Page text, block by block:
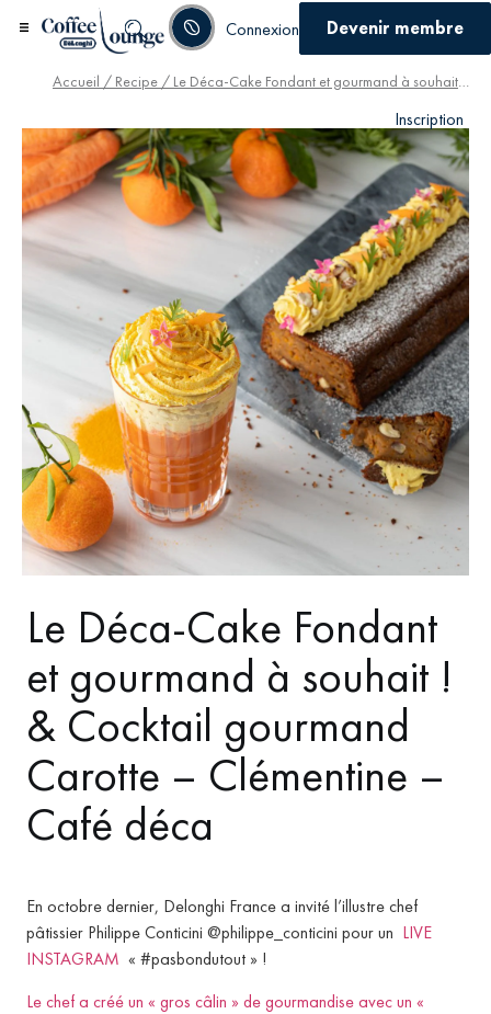
Connexion Devenir membre
Inscription
Accueil / Recipe / Le Déca-Cake Fondant et gourmand à souhait ! & Cocktail gourmand Carotte – Clémentine – Café déca
Le Déca-Cake Fondant
et gourmand à souhait !
& Cocktail gourmand
Carotte – Clémentine –
Café déca
En octobre dernier, Delonghi France a invité l’illustre chef
pâtissier Philippe Conticini @philippe_conticini pour un LIVE
INSTAGRAM « #pasbondutout » !
Le chef a créé un « gros câlin » de gourmandise avec un «